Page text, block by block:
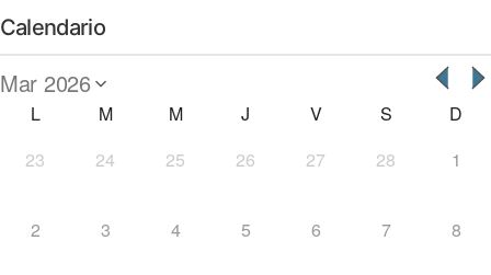
Calendario
L M M J V S
D
23
24 25 26 27 28 1
2 3 4 5 6 7 8